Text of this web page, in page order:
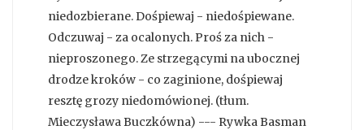
niedozbierane. Dośpiewaj - niedośpiewane.
Odczuwaj - za ocalonych. Proś za nich -
nieproszonego. Ze strzegącymi na ubocznej
drodze kroków - co zaginione, dośpiewaj
resztę grozy niedomówionej. (tłum.
Mieczysława Buczkówna) --- Rywka Basman